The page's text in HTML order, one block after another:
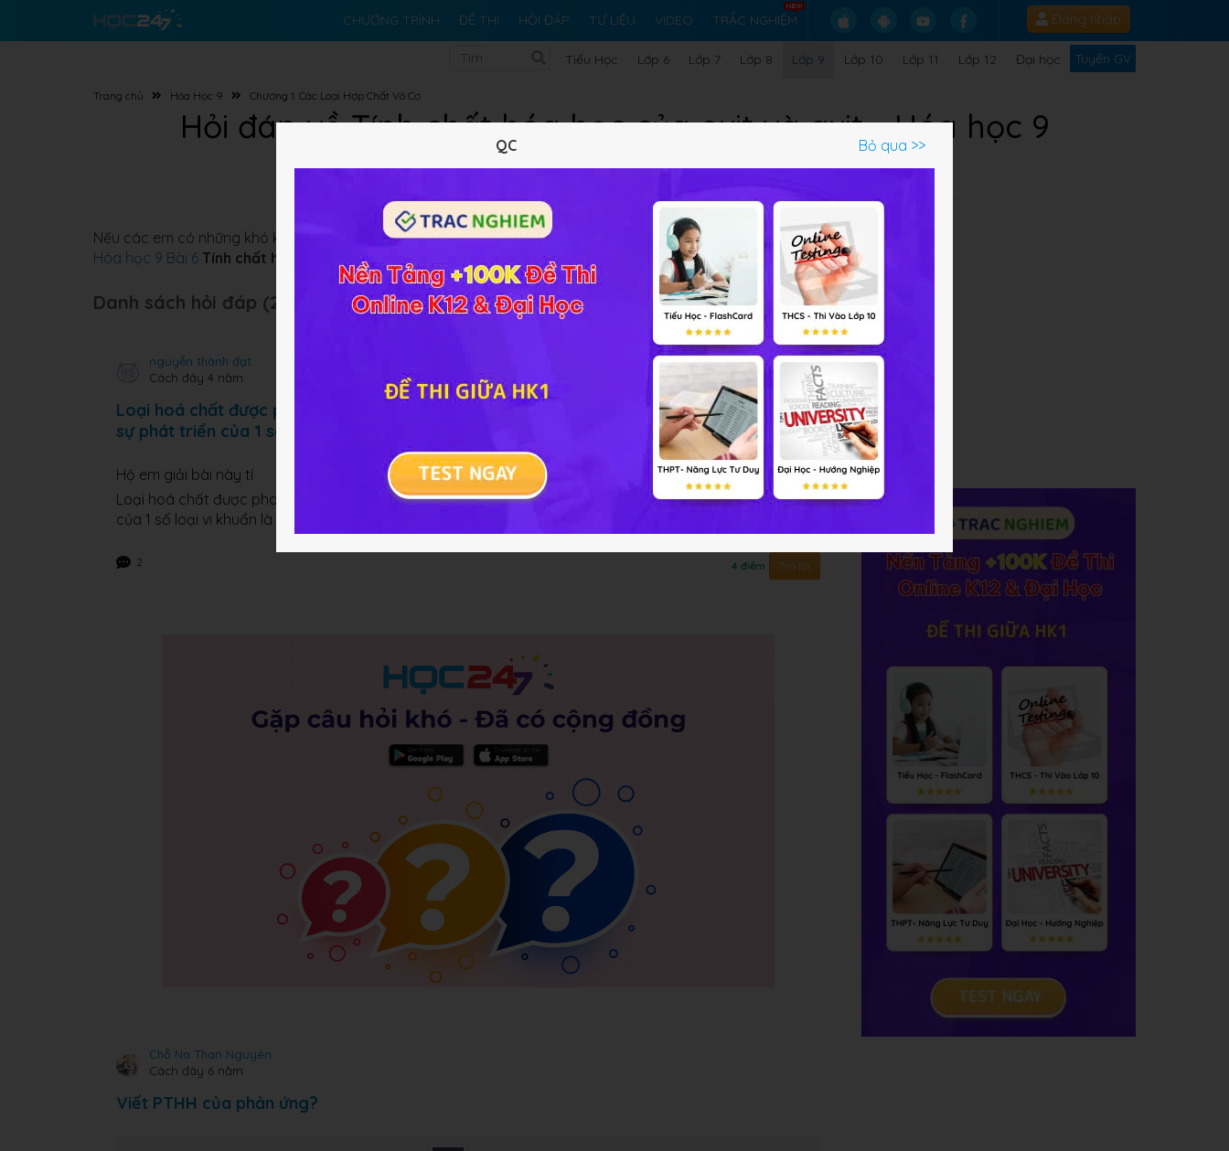
CHƯƠNG TRÌNH ĐỀ THI HỎI ĐÁP TƯ LIỆU VIDEO TRẮC NGHIỆM Đăng nhập
Tiểu Học Lớp 6 Lớp 7 Lớp 8 Lớp 9 Lớp 10 Lớp 11 Lớp 12 Đại học Tuyển GV
Trang chủ Hóa Học 9 Chương 1: Các Loại Hợp Chất Vô Cơ
Hỏi đáp về Tính chất hóa học của oxit và axit - Hóa học 9
Nếu các em có những khó khăn nào về kiến thức cũng như các kĩ năng tiến hành thí nghiệm phần bài
Hóa học 9 Bài 6 Tính chất hóa học oxit và axit các em vui lòng đặt câu hỏi để được giải đáp.
Danh sách hỏi đáp (22 câu):
nguyễn thành đạt
Cách đây 4 năm
Loại hoá chất được pha vào nước hồ bơi tạo ra màu xanh mát mắt và có tác dụng ức chế
sự phát triển của 1 số loại vi khuẩn là
Hộ em giải bài này tí
Loại hoá chất được pha vào nước hồ bơi tạo ra màu xanh mát mắt và có tác dụng ức chế sự phát triển
của 1 số loại vi khuẩn là
2 4 điểm Trả lời
Chỗ Na Than Nguyên
Cách đây 6 năm
Viết PTHH của phản ứng?
QC Bỏ qua >>